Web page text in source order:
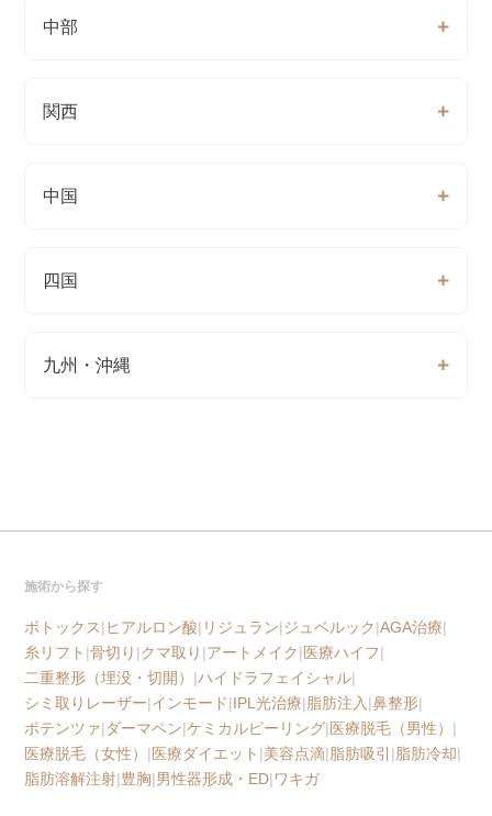
中部
関西
中国
四国
九州・沖縄
施術から探す
ボトックス|ヒアルロン酸| リジュラン|ジュベルック|AGA治療|
糸リフト |骨切り |クマ取り |アートメイク|医療ハイフ|
二重整形（埋没・切開） |ハイドラフェイシャル|
シミ取りレーザー|インモード|IPL光治療|脂肪注入 |鼻整形|
ポテンツァ|ダーマペン|ケミカルピーリング|医療脱毛（男性） |
医療脱毛（女性） |医療ダイエット |美容点滴|脂肪吸引 |脂肪冷却|
脂肪溶解注射|豊胸|男性器形成・ED|ワキガ